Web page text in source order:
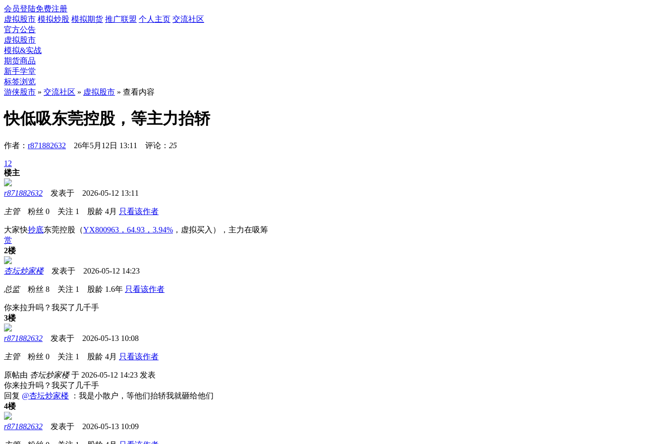
会员登陆免费注册
虚拟股市 模拟炒股 模拟期货 推广联盟 个人主页 交流社区
官方公告
虚拟股市
模拟&实战
期货商品
新手学堂
标签浏览
游侠股市 » 交流社区 » 虚拟股市 » 查看内容
快低吸东莞控股，等主力抬轿
作者： r871882632 26年5月12日 13:11 评论： 25
1 2
楼主
r871882632 发表于 2026-05-12 13:11
主管粉丝 0 关注 1 股龄 4月 只看该作者
大家快抄底东莞控股 （YX800963，64.93，3.94% ， 虚拟买入 ）
，主力在吸筹
赏
2楼
杏坛炒家楼发表于 2026-05-12 14:23
总监粉丝 8 关注 1 股龄 1.6年 只看该作者
你来拉升吗？我买了几千手
3楼
r871882632 发表于 2026-05-13 10:08
主管粉丝 0 关注 1 股龄 4月 只看该作者
原帖由 杏坛炒家楼于 2026-05-12 14:23 发表
你来拉升吗？我买了几千手
回复 @杏坛炒家楼 ：我是小散户，等他们抬轿我就砸给他们
4楼
r871882632 发表于 2026-05-13 10:09